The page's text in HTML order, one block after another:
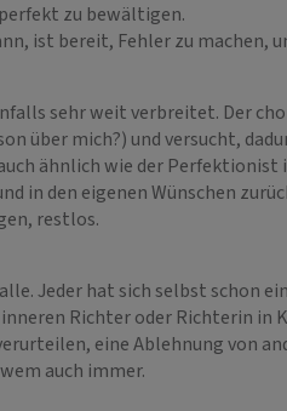
zu bewältigen.
ist bereit, Fehler zu machen,
sehr weit verbreitet. Der
über mich?) und versucht,
ähnlich wie der
den eigenen Wünschen
restlos.
Jeder hat sich selbst schon
Richter oder Richterin
eine Ablehnung von
auch immer.